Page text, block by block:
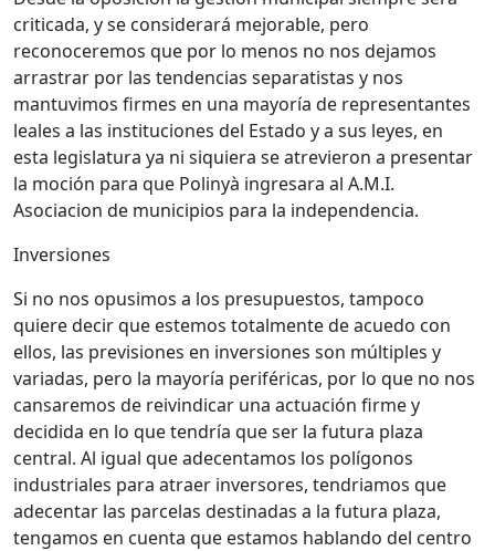
criticada, y se considerará mejorable, pero
reconoceremos que por lo menos no nos dejamos
arrastrar por las tendencias separatistas y nos
mantuvimos firmes en una mayoría de representantes
leales a las instituciones del Estado y a sus leyes, en
esta legislatura ya ni siquiera se atrevieron a presentar
la moción para que Polinyà ingresara al A.M.I.
Asociacion de municipios para la independencia.
Inversiones
Si no nos opusimos a los presupuestos, tampoco
quiere decir que estemos totalmente de acuedo con
ellos, las previsiones en inversiones son múltiples y
variadas, pero la mayoría periféricas, por lo que no nos
cansaremos de reivindicar una actuación firme y
decidida en lo que tendría que ser la futura plaza
central. Al igual que adecentamos los polígonos
industriales para atraer inversores, tendriamos que
adecentar las parcelas destinadas a la futura plaza,
tengamos en cuenta que estamos hablando del centro